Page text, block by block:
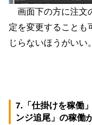
画面下の方に注文
定を変更することも
じらないほうがいい。
7.「仕掛けを稼働
ンジ追尾」の稼働